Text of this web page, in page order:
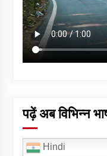
पढ़ें अब विभिन्न
Hindi